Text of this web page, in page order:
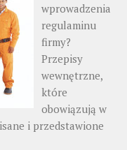
wprowadzenia
regulaminu
firmy?
Przepisy
wewnętrzne,
które
obowiązują w
i przedstawione